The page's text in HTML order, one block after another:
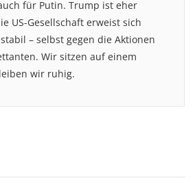
für Putin. Trump ist eher
US-Gesellschaft erweist sich
– selbst gegen die Aktionen
Wir sitzen auf einem
wir ruhig.